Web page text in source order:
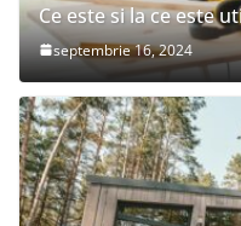
Ce este si la ce este
septembrie 16, 2024